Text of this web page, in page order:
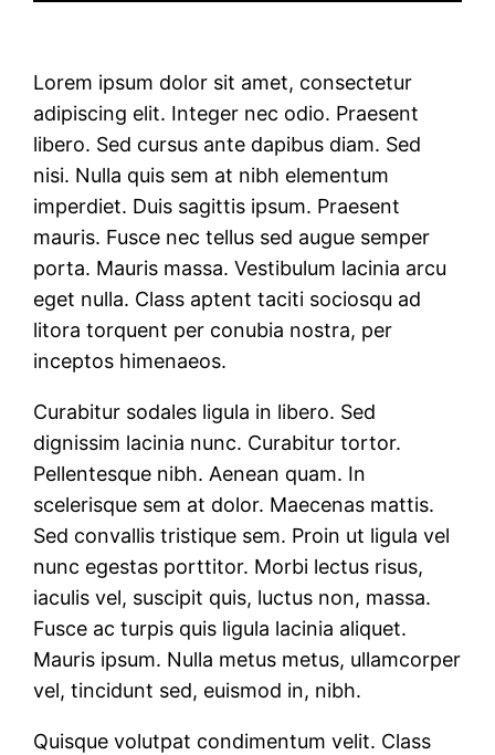
Lorem ipsum dolor sit amet, consectetur
adipiscing elit. Integer nec odio. Praesent
libero. Sed cursus ante dapibus diam. Sed
nisi. Nulla quis sem at nibh elementum
imperdiet. Duis sagittis ipsum. Praesent
mauris. Fusce nec tellus sed augue semper
porta. Mauris massa. Vestibulum lacinia arcu
eget nulla. Class aptent taciti sociosqu ad
litora torquent per conubia nostra, per
inceptos himenaeos.
Curabitur sodales ligula in libero. Sed
dignissim lacinia nunc. Curabitur tortor.
Pellentesque nibh. Aenean quam. In
scelerisque sem at dolor. Maecenas mattis.
Sed convallis tristique sem. Proin ut ligula vel
nunc egestas porttitor. Morbi lectus risus,
iaculis vel, suscipit quis, luctus non, massa.
Fusce ac turpis quis ligula lacinia aliquet.
Mauris ipsum. Nulla metus metus, ullamcorper
vel, tincidunt sed, euismod in, nibh.
Quisque volutpat condimentum velit. Class